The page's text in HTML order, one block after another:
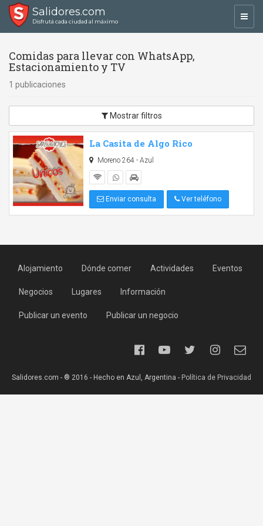
Salidores.com
Disfrutá cada ciudad al máximo
Comidas para llevar con WhatsApp,
Estacionamiento y TV
1 publicaciones
Mostrar filtros
La Casita de Algo Rico
Moreno 264 - Azul
Enviar consulta Ver teléfono
Alojamiento Dónde comer Actividades Eventos
Negocios Lugares Información
Publicar un evento Publicar un negocio
Salidores.com - ® 2016 - Hecho en Azul, Argentina - Política de Privacidad